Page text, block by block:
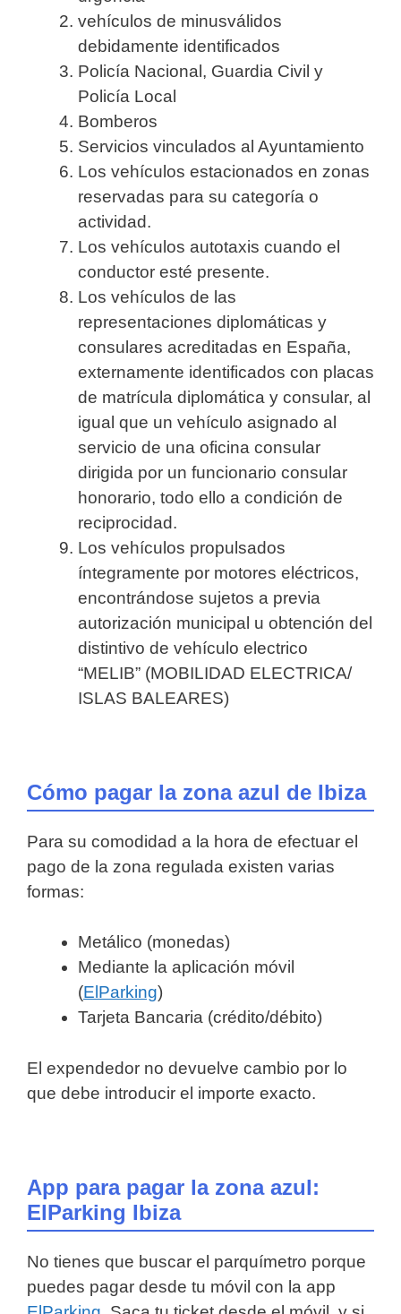
vehículos de minusválidos
debidamente identificados
Policía Nacional, Guardia Civil y
Policía Local
Bomberos
Servicios vinculados al Ayuntamiento
Los vehículos estacionados en zonas
reservadas para su categoría o
actividad.
Los vehículos autotaxis cuando el
conductor esté presente.
Los vehículos de las
representaciones diplomáticas y
consulares acreditadas en España,
externamente identificados con placas
de matrícula diplomática y consular, al
igual que un vehículo asignado al
servicio de una oficina consular
dirigida por un funcionario consular
honorario, todo ello a condición de
reciprocidad.
Los vehículos propulsados
íntegramente por motores eléctricos,
encontrándose sujetos a previa
autorización municipal u obtención del
distintivo de vehículo electrico
“MELIB” (MOBILIDAD ELECTRICA/
ISLAS BALEARES)
Cómo pagar la zona azul de Ibiza
Para su comodidad a la hora de efectuar el
pago de la zona regulada existen varias
formas:
Metálico (monedas)
Mediante la aplicación móvil
(ElParking)
Tarjeta Bancaria (crédito/débito)
El expendedor no devuelve cambio por lo
que debe introducir el importe exacto.
App para pagar la zona azul:
ElParking Ibiza
No tienes que buscar el parquímetro porque
puedes pagar desde tu móvil con la app